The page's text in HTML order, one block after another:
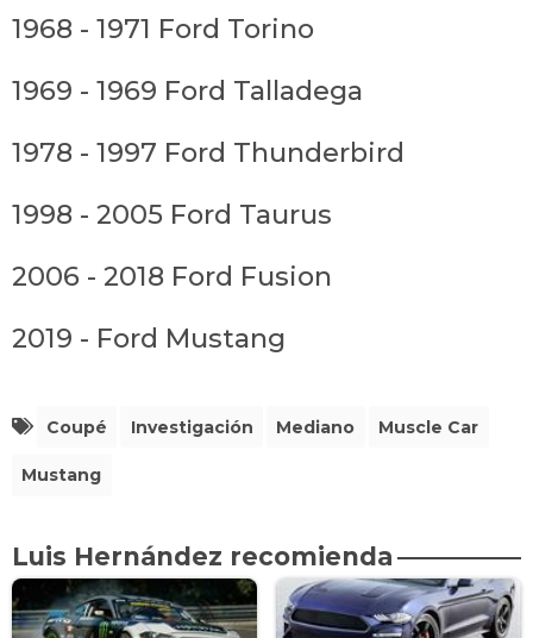
1968 - 1971 Ford Torino
1969 - 1969 Ford Talladega
1978 - 1997 Ford Thunderbird
1998 - 2005 Ford Taurus
2006 - 2018 Ford Fusion
2019 - Ford Mustang
Coupé Investigación Mediano Muscle Car
Mustang
Luis Hernández recomienda